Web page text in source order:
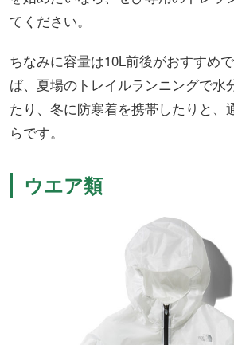
てください。
ちなみに容量は10L前後がおすすめ
ば、夏場のトレイルランニングで水
たり、冬に防寒着を携帯したりと、
らです。
ウエア類